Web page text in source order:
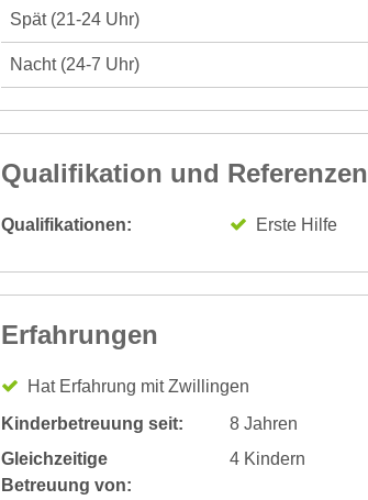
Spät (21-24 Uhr)
Nacht (24-7 Uhr)
Qualifikation und Referenzen
Qualifikationen: Erste Hilfe
Erfahrungen
Hat Erfahrung mit Zwillingen
Kinderbetreuung seit:
8 Jahren
Gleichzeitige
Betreuung von:
4 Kindern